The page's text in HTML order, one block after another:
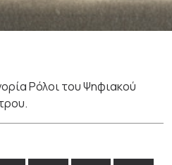
Ρόλοι του Ψηφιακού